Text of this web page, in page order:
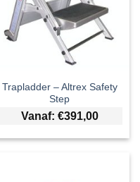
Trapladder – Altrex Safety
Step
Vanaf: €391,00